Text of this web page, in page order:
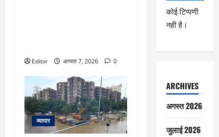
Editor अगस्त 7, 2026 0
व्यापार
कोई टिप्पणी
नही है।
ARCHIVES
अगस्त 2026
जुलाई 2026